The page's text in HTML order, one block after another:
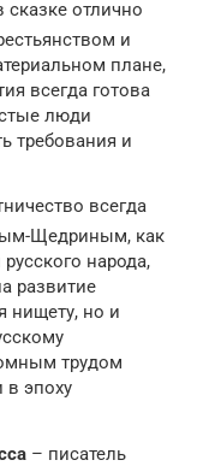
сказке отлично
и
плане,
всегда готова
люди
требования и
всегда
Щедриным, как
народа,
развитие
нищету, но и
трудом
в эпоху
– писатель